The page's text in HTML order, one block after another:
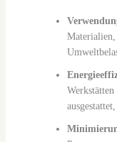
Materialien,